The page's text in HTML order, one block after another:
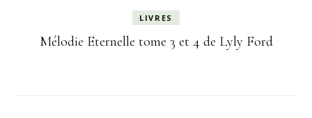
LIVRES
Mélodie Eternelle tome 3 et 4 de Lyly Ford